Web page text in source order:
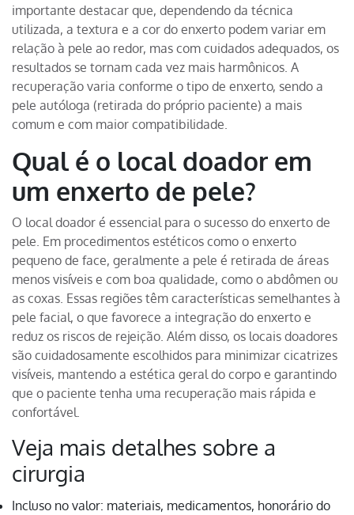
importante destacar que, dependendo da técnica
utilizada, a textura e a cor do enxerto podem variar em
relação à pele ao redor, mas com cuidados adequados, os
resultados se tornam cada vez mais harmônicos. A
recuperação varia conforme o tipo de enxerto, sendo a
pele autóloga (retirada do próprio paciente) a mais
comum e com maior compatibilidade.
Qual é o local doador em
um enxerto de pele?
O local doador é essencial para o sucesso do enxerto de
pele. Em procedimentos estéticos como o enxerto
pequeno de face, geralmente a pele é retirada de áreas
menos visíveis e com boa qualidade, como o abdômen ou
as coxas. Essas regiões têm características semelhantes à
pele facial, o que favorece a integração do enxerto e
reduz os riscos de rejeição. Além disso, os locais doadores
são cuidadosamente escolhidos para minimizar cicatrizes
visíveis, mantendo a estética geral do corpo e garantindo
que o paciente tenha uma recuperação mais rápida e
confortável.
Veja mais detalhes sobre a
cirurgia
Incluso no valor: materiais, medicamentos, honorário do